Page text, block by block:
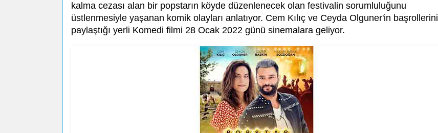
kalma cezası alan bir popstarın köyde düzenlenecek olan festivalin sorumluluğunu
üstlenmesiyle yaşanan komik olayları anlatıyor. Cem Kılıç ve Ceyda Olguner'in başrollerini
paylaştığı yerli Komedi filmi 28 Ocak 2022 günü sinemalara geliyor.